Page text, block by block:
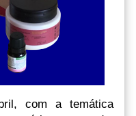
com a temática